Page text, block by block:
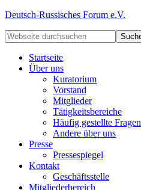
Deutsch-Russisches Forum e.V.
Startseite
Über uns
Kuratorium
Vorstand
Mitglieder
Tätigkeitsbereiche
Häufig gestellte Fragen
Andere über uns
Presse
Pressespiegel
Kontakt
Geschäftsstelle
Mitgliederbereich